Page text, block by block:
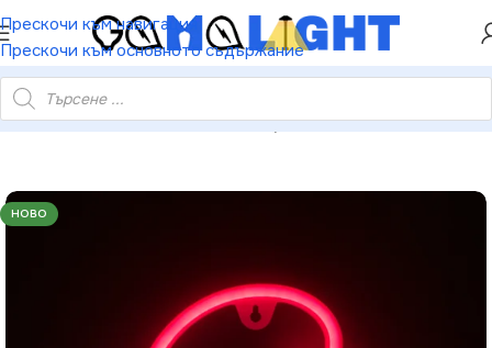
Прескочи към навигация
Прескочи към основното съдържание
НАМАЛЕНИЕ ОТ 5%
бат. (3×AA) USB червено и студено бяло IP20 19×2×22см
НОВО